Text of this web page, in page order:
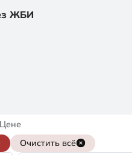
ЖБИ
Цене
Очистить всё